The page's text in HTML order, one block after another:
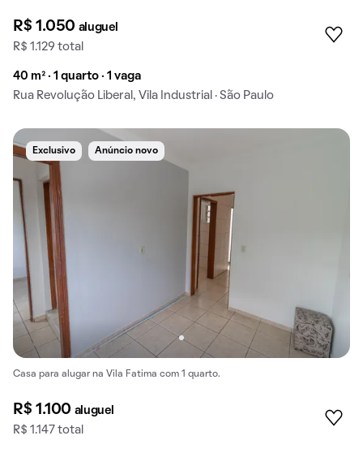
R$ 1.050 aluguel
R$ 1.129 total
40 m² · 1 quarto · 1 vaga
Rua Revolução Liberal, Vila Industrial · São Paulo
Exclusivo Anúncio novo
Casa para alugar na Vila Fatima com 1 quarto.
R$ 1.100 aluguel
R$ 1.147 total